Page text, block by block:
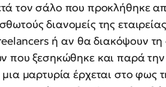
τον σάλο που προκλήθηκε
διανομείς της
ή αν θα διακόψουν
που ξεσηκώθηκε και παρά
μαρτυρία έρχεται στο φως